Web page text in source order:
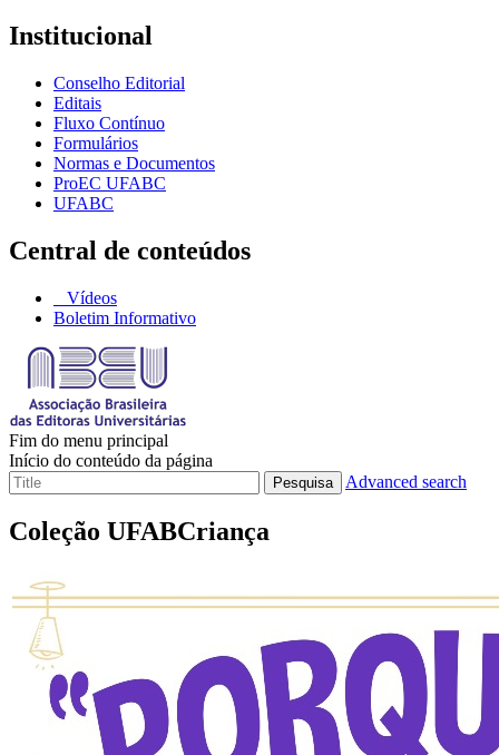
Institucional
Conselho Editorial
Editais
Fluxo Contínuo
Formulários
Normas e Documentos
ProEC UFABC
UFABC
Central de conteúdos
Vídeos
Boletim Informativo
Fim do menu principal
Início do conteúdo da página
Pesquisa Advanced search
Coleção UFABCriança